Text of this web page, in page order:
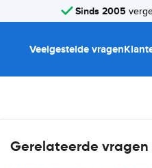
Sinds 2005
Veelgestelde vragen
Gerelateerde vragen